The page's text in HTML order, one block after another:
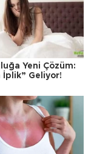
Yeni Çözüm:
İplik” Geliyor!